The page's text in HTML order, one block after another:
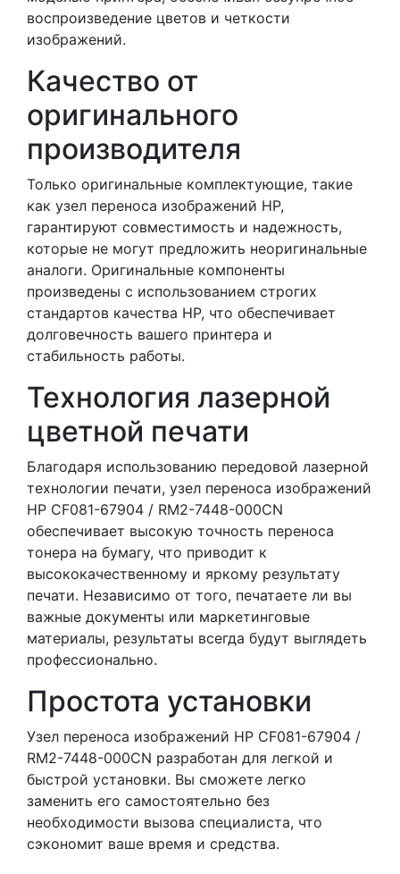
воспроизведение цветов и четкости
изображений.
Качество от
оригинального
производителя
Только оригинальные комплектующие, такие
как узел переноса изображений HP,
гарантируют совместимость и надежность,
которые не могут предложить неоригинальные
аналоги. Оригинальные компоненты
произведены с использованием строгих
стандартов качества HP, что обеспечивает
долговечность вашего принтера и
стабильность работы.
Технология лазерной
цветной печати
Благодаря использованию передовой лазерной
технологии печати, узел переноса изображений
HP CF081-67904 / RM2-7448-000CN
обеспечивает высокую точность переноса
тонера на бумагу, что приводит к
высококачественному и яркому результату
печати. Независимо от того, печатаете ли вы
важные документы или маркетинговые
материалы, результаты всегда будут выглядеть
профессионально.
Простота установки
Узел переноса изображений HP CF081-67904 /
RM2-7448-000CN разработан для легкой и
быстрой установки. Вы сможете легко
заменить его самостоятельно без
необходимости вызова специалиста, что
сэкономит ваше время и средства.